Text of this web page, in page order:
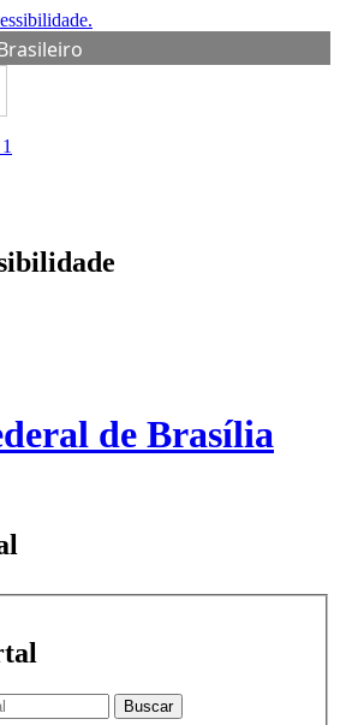
1
de Brasília
Buscar